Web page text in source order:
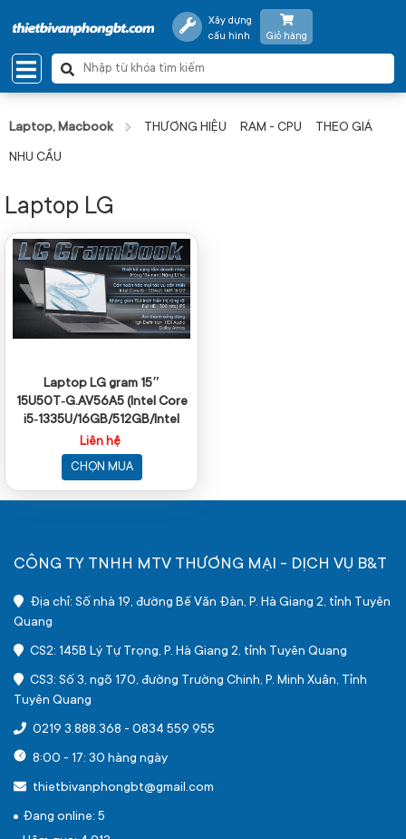
Xây dựng
cấu hình
Giỏ hàng
Laptop, Macbook THƯƠNG HIỆU RAM - CPU THEO GIÁ
NHU CẦU
Laptop LG
Laptop LG gram 15″
15U50T‑G.AV56A5 (Intel Core
i5‑1335U/16GB/512GB/Intel
Iris Xe)
Liên hệ
CHỌN MUA
CÔNG TY TNHH MTV THƯƠNG MẠI - DỊCH VỤ B&T
Địa chỉ: Số nhà 19, đường Bế Văn Đàn, P. Hà Giang 2, tỉnh Tuyên
Quang
CS2: 145B Lý Tự Trọng, P. Hà Giang 2, tỉnh Tuyên Quang
CS3: Số 3, ngõ 170, đường Trường Chinh, P. Minh Xuân, Tỉnh
Tuyên Quang
0219 3.888.368 - 0834 559 955
8:00 - 17: 30 hàng ngày
thietbivanphongbt@gmail.com
Đang online: 5